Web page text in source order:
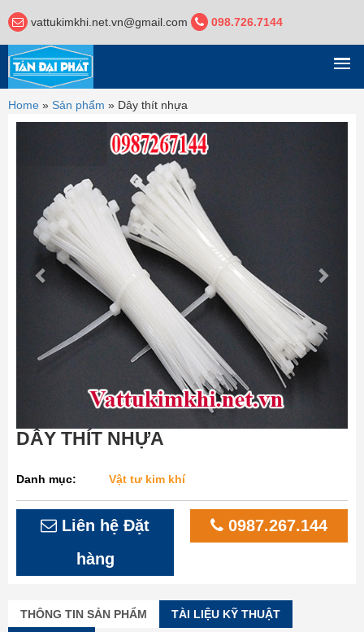
vattukimkhi.net.vn@gmail.com 098.726.7144
DANH MỤC
Home » Sản phẩm » Dây thít nhựa
DÂY THÍT NHỰA
Danh mục: Vật tư kim khí
Liên hệ Đặt
hàng
0987.267.144
THÔNG TIN SẢN PHẨM TÀI LIỆU KỸ THUẬT